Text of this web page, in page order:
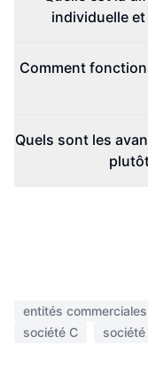
individuelle
Comment
Quels sont les
entités commerciales
société C
société